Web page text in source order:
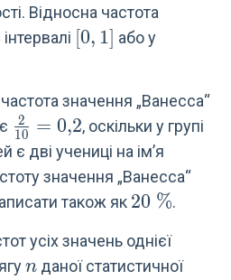
Відносна частота
[0,1]
[0, 1] або у
значення „Ванесса“
\frac{2}
{10}=0{,}2
10
2 = 0,2, оскільки у групі
є дві учениці на ім’я
значення „Ванесса“
також як 20\
20 %.
усіх значень однієї
n
n даної статистичної